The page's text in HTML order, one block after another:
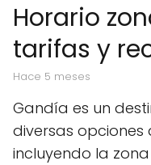
Horario
tarifas y
hace 5 meses
Gandía es un
diversas
incluyendo la